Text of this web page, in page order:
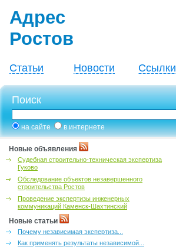
Адрес
Ростов
Статьи Новости Ссылки
Поиск
на сайте в интернете
Новые объявления
Судебная строительно-техническая экспертиза
Гуково
Обследование объектов незавершенного
строительства Ростов
Проведение экспертизы инженерных
коммуникаций Каменск-Шахтинский
Новые статьи
Почему независимая экспертиза...
Как применять результаты независимой...